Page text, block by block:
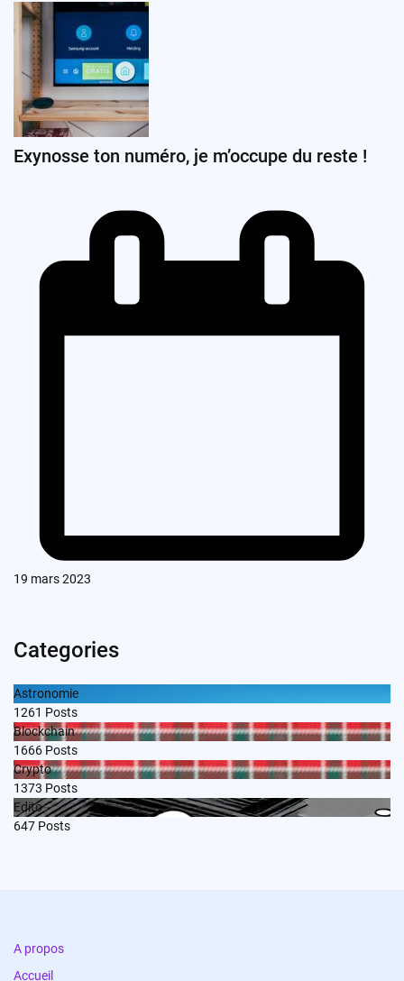
Exynosse ton numéro, je m’occupe du reste !
19 mars 2023
Categories
Astronomie
1261 Posts
Blockchain
1666 Posts
Crypto
1373 Posts
Edito
647 Posts
A propos
Accueil